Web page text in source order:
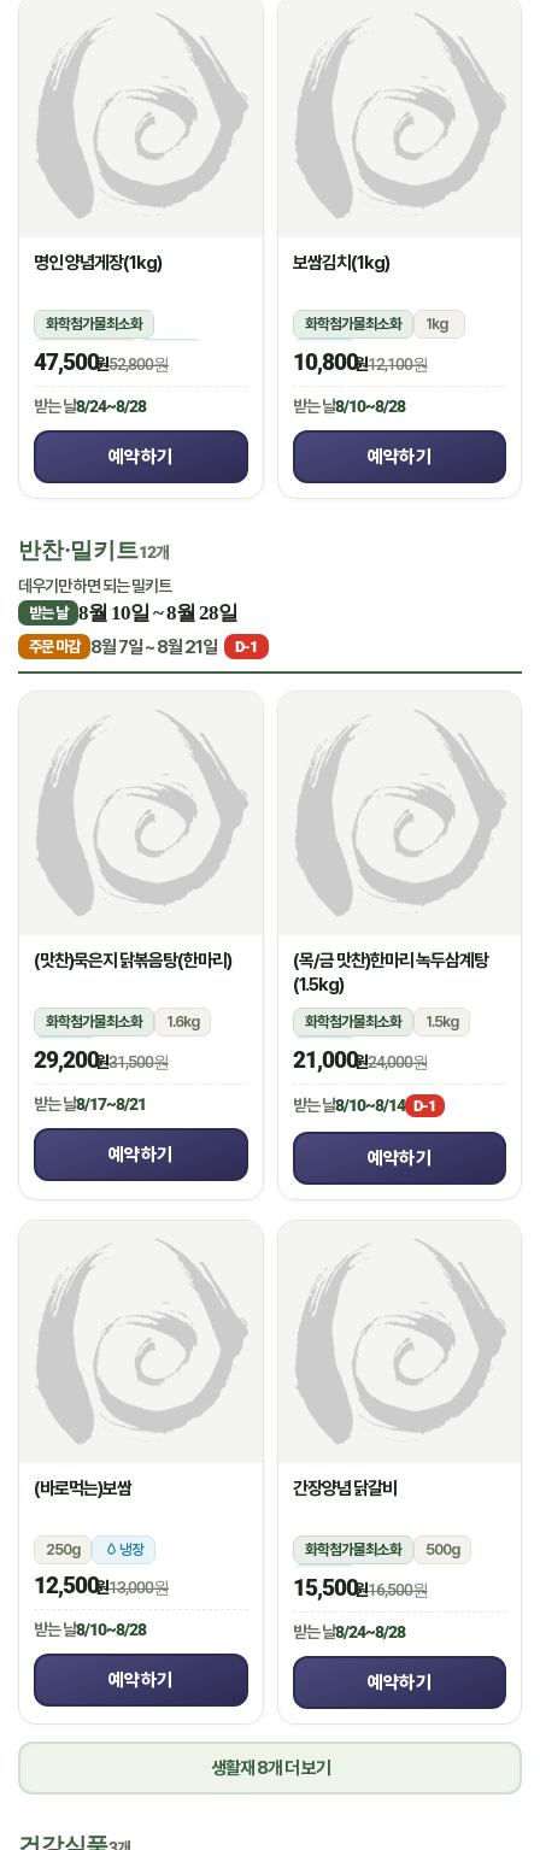
명인 양념게장(1kg)
화학첨가물최소화
1kg(5미~6미)
냉장
47,500원52,800원
받는 날8/24~8/28
예약하기
보쌈김치(1kg)
화학첨가물최소화
1kg
냉장
10,800원12,100원
받는 날8/10~8/28
예약하기
반찬·밀키트12개
데우기만 하면 되는 밀키트
받는 날 8월 10일 ~ 8월 28일
주문 마감 8월 7일 ~ 8월 21일 D-1
(맛찬)묵은지 닭볶음탕(한마리)
화학첨가물최소화
1.6kg
냉장
29,200원31,500원
받는 날8/17~8/21
예약하기
(목/금 맛찬)한마리 녹두삼계탕
(1.5kg)
화학첨가물최소화
1.5kg
냉장
21,000원24,000원
받는 날8/10~8/14 D-1
예약하기
(바로먹는)보쌈
250g 냉장
12,500원13,000원
받는 날8/10~8/28
예약하기
간장양념 닭갈비
화학첨가물최소화
500g
냉장
15,500원16,500원
받는 날8/24~8/28
예약하기
생활재 8개 더 보기